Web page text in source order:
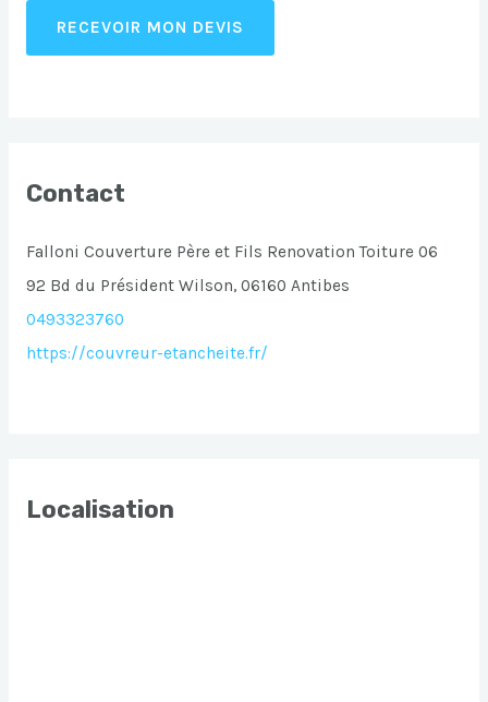
RECEVOIR MON DEVIS
Contact
Falloni Couverture Père et Fils Renovation Toiture 06
92 Bd du Président Wilson, 06160 Antibes
0493323760
https://couvreur-etancheite.fr/
Localisation